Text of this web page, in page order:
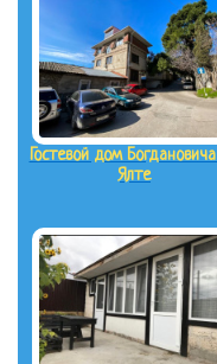
Гостевой дом
Ялте